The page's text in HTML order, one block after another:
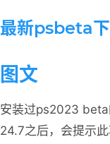
最新psbeta
图文
安装过ps2023 beta
24.7之后，会提示